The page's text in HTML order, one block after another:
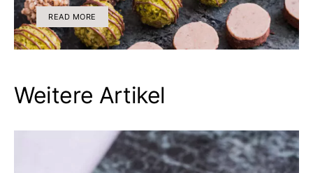
READ MORE
Weitere Artikel